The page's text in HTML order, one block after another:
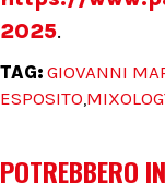
2025.
TAG: GIOVANNI
ESPOSITO,
POTREBBERO